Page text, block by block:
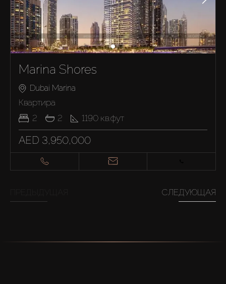
Marina Shores
Dubai Marina
Квартира
2
2 1190 кв.фут
AED 3,950,000
СЛЕДУЮЩАЯ